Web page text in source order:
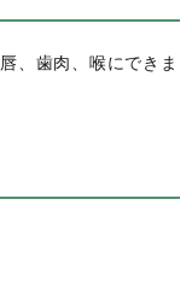
、歯肉、喉にできま